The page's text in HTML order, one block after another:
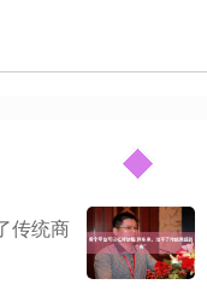
传统商